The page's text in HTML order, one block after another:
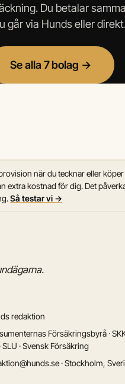
Du betalar
går via Hunds eller
Se alla 7 bolag →
när du tecknar eller köper
extra kostnad för dig. Det
Så testar vi →
redaktion
Försäkringsbyrå · SKK
SLU · Svensk Försäkring
· Stockholm,